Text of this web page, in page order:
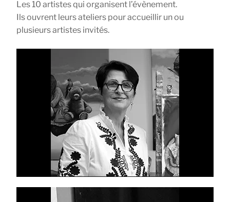
Les 10 artistes qui organisent l’évènement.
Ils ouvrent leurs ateliers pour accueillir un ou
plusieurs artistes invités.